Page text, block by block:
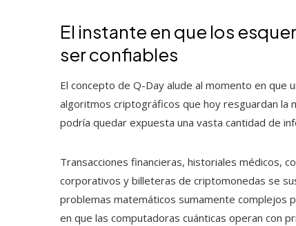
El instante en que los
ser confiables
El concepto de Q-Day alude al momento en que
algoritmos criptográficos que hoy resguardan la
podría quedar expuesta una vasta cantidad de
Transacciones financieras, historiales médicos,
corporativos y billeteras de criptomonedas se
problemas matemáticos sumamente complejos
en que las computadoras cuánticas operan con